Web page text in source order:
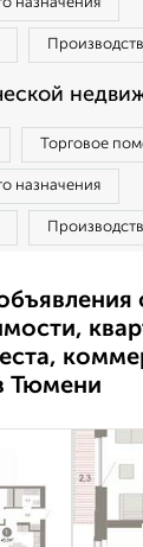
Торговое
назначения
Тюмени